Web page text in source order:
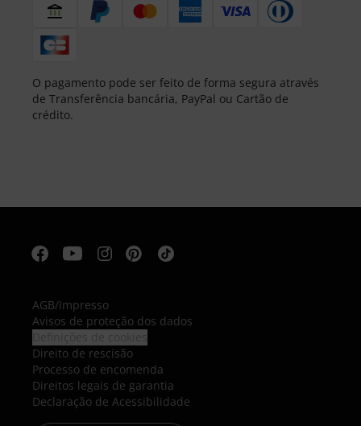
O pagamento pode ser feito de forma segura através
de Transferência bancária, PayPal ou Cartão de
crédito.
AGB/Impresso
Avisos de proteção dos dados
Direito de rescisão
Processo de encomenda
Direitos legais de garantia
Declaração de Acessibilidade